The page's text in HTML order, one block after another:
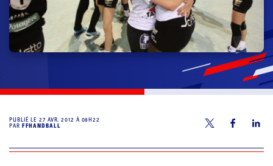
PUBLIÉ LE27 AVR. 2012 À 08H22
PAR FFHANDBALL